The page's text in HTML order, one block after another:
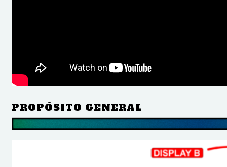
PROPÓSITO GENERAL